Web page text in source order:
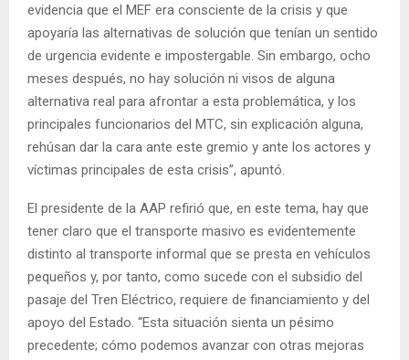
evidencia que el MEF era consciente de la crisis y que
apoyaría las alternativas de solución que tenían un sentido
de urgencia evidente e impostergable. Sin embargo, ocho
meses después, no hay solución ni visos de alguna
alternativa real para afrontar a esta problemática, y los
principales funcionarios del MTC, sin explicación alguna,
rehúsan dar la cara ante este gremio y ante los actores y
víctimas principales de esta crisis”, apuntó.
El presidente de la AAP refirió que, en este tema, hay que
tener claro que el transporte masivo es evidentemente
distinto al transporte informal que se presta en vehículos
pequeños y, por tanto, como sucede con el subsidio del
pasaje del Tren Eléctrico, requiere de financiamiento y del
apoyo del Estado. “Esta situación sienta un pésimo
precedente; cómo podemos avanzar con otras mejoras